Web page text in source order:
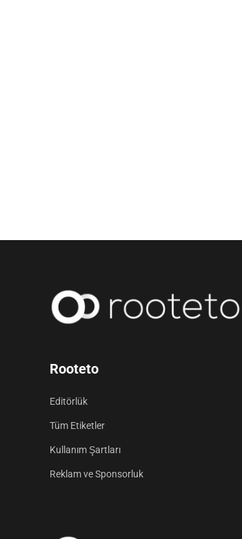
Rooteto
Editörlük
Tüm Etiketler
Kullanım Şartları
Reklam ve Sponsorluk